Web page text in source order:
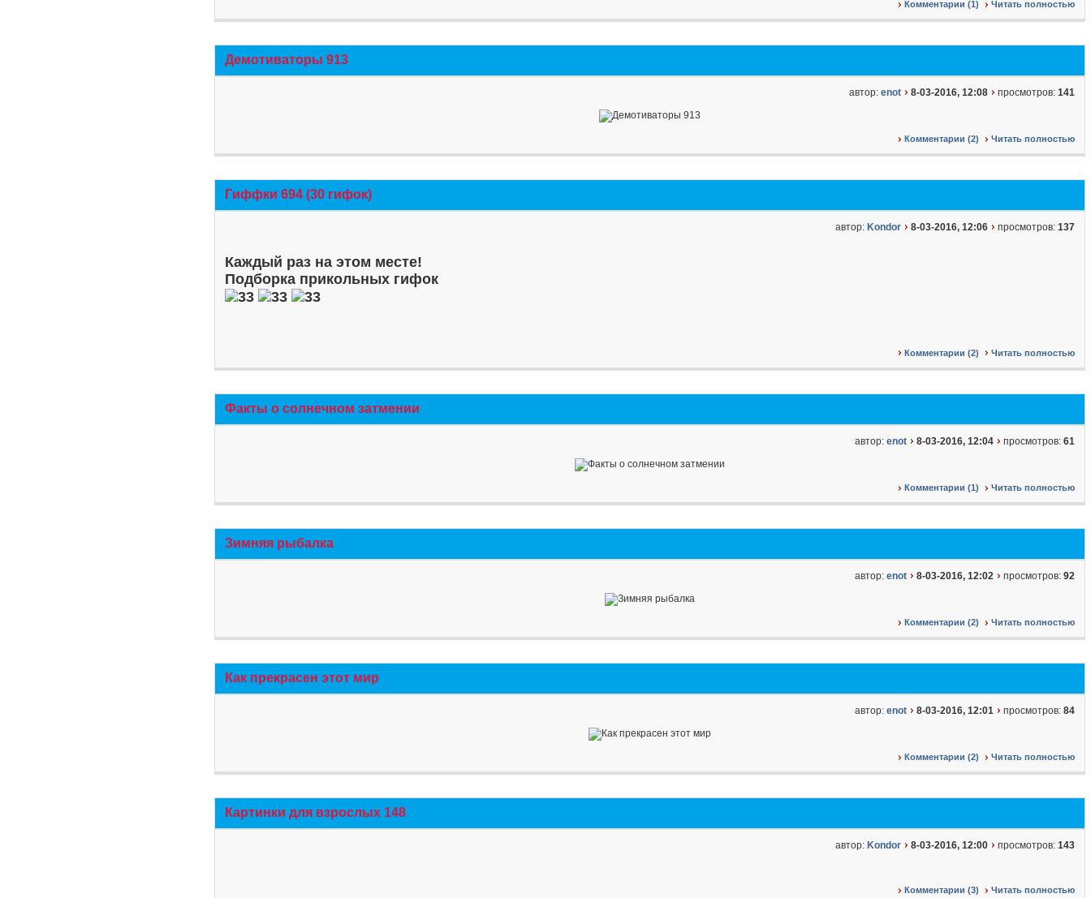
Комментарии (1) Читать полностью
Демотиваторы 913
автор: enot 8-03-2016, 12:08 просмотров: 141
Комментарии (2) Читать полностью
Гиффки 694 (30 гифок)
автор: Kondor 8-03-2016, 12:06 просмотров: 137
Каждый раз на этом месте!
Подборка прикольных гифок
Комментарии (2) Читать полностью
Факты о солнечном затмении
автор: enot 8-03-2016, 12:04 просмотров: 61
Комментарии (1) Читать полностью
Зимняя рыбалка
автор: enot 8-03-2016, 12:02 просмотров: 92
Комментарии (2) Читать полностью
Как прекрасен этот мир
автор: enot 8-03-2016, 12:01 просмотров: 84
Комментарии (2) Читать полностью
Картинки для взрослых 148
автор: Kondor 8-03-2016, 12:00 просмотров: 143
Комментарии (3) Читать полностью